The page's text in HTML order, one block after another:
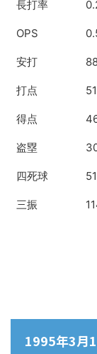
長打率
OPS
安打
打点 51
得点
盗塁
四死球 51
三振
1995年3月